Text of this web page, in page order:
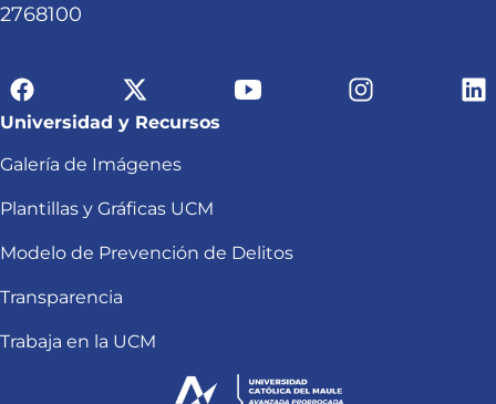
2768100
Universidad y Recursos
Galería de Imágenes
Plantillas y Gráficas UCM
Modelo de Prevención de Delitos
Transparencia
Trabaja en la UCM